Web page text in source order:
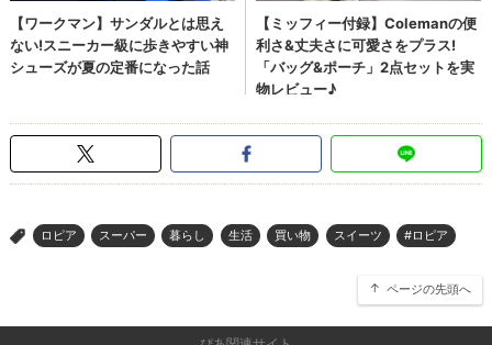
> ロピア スーパー 暮らし 生活 買い物 スイーツ #ロピア
ページの先頭へ